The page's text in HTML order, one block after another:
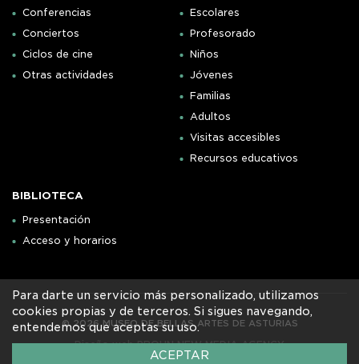
Conferencias
Conciertos
Ciclos de cine
Otras actividades
Escolares
Profesorado
Niños
Jóvenes
Familias
Adultos
Visitas accesibles
Recursos educativos
BIBLIOTECA
Presentación
Acceso y horarios
© 2026 MUSEO DE BELLAS ARTES DE ASTURIAS
Diseño web PROUN NEW MEDIA AGENCY
Para darte un servicio más personalizado, utilizamos
cookies propias y de terceros. Si sigues navegando,
entendemos que aceptas su uso.
ACEPTAR